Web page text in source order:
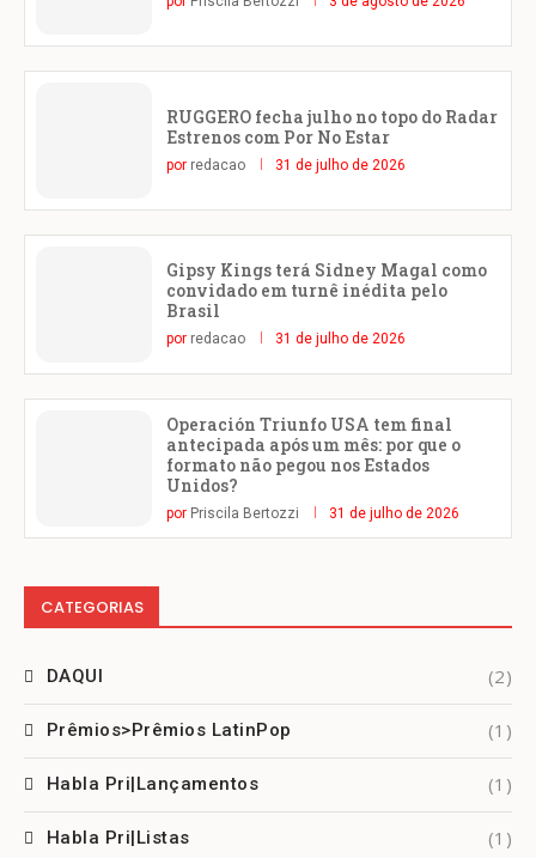
RUGGERO fecha julho no topo do Radar
Estrenos com Por No Estar
por redacao 31 de julho de 2026
Gipsy Kings terá Sidney Magal como
convidado em turnê inédita pelo
Brasil
por redacao 31 de julho de 2026
Operación Triunfo USA tem final
antecipada após um mês: por que o
formato não pegou nos Estados
Unidos?
por Priscila Bertozzi 31 de julho de 2026
CATEGORIAS
DAQUI (2)
Prêmios>Prêmios LatinPop (1)
Habla Pri|Lançamentos (1)
Habla Pri|Listas (1)